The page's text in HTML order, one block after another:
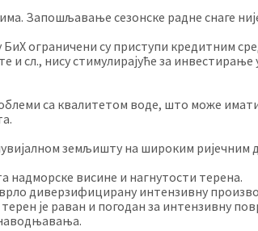
Запошљавање сезонске радне снаге
ограничени су приступи кредитним
и сл., нису стимулирајуће за
са квалитетом воде, што може имати
земљишту на широким ријечним
надморске висине и нагнутости терена.
диверзифицирану интензивну
је раван и погодан за интензивну